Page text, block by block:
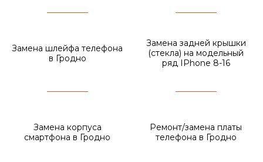
Замена шлейфа телефона
в Гродно
Замена задней крышки
(стекла) на модельный
ряд IPhone 8-16
Замена корпуса
смартфона в Гродно
Ремонт/замена платы
телефона в Гродно